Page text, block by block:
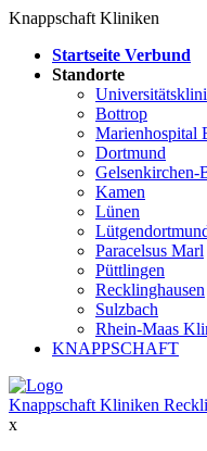
Knappschaft Kliniken
Startseite Verbund
Standorte
Bottrop
Marienhospital
Dortmund
Gelsenkirchen-
Kamen
Lünen
Paracelsus Marl
Püttlingen
Recklinghausen
Sulzbach
Rhein-Maas
KNAPPSCHAFT
Knappschaft Kliniken
x